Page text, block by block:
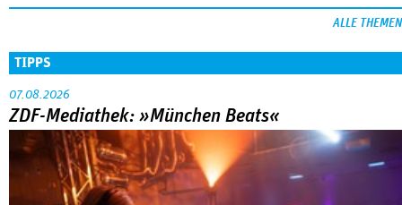
ALLE THEMEN
TIPPS
07.08.2026
ZDF-Mediathek: »München Beats«